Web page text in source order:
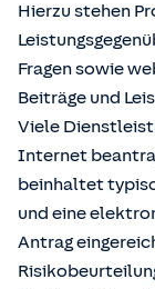
Hierzu stehen
Fragen sowie
Beiträge und
Viele
Internet
beinhaltet
und eine
Antrag